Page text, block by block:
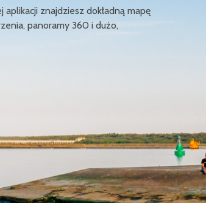
znajdziesz dokładną mapę
panoramy 360 i dużo,